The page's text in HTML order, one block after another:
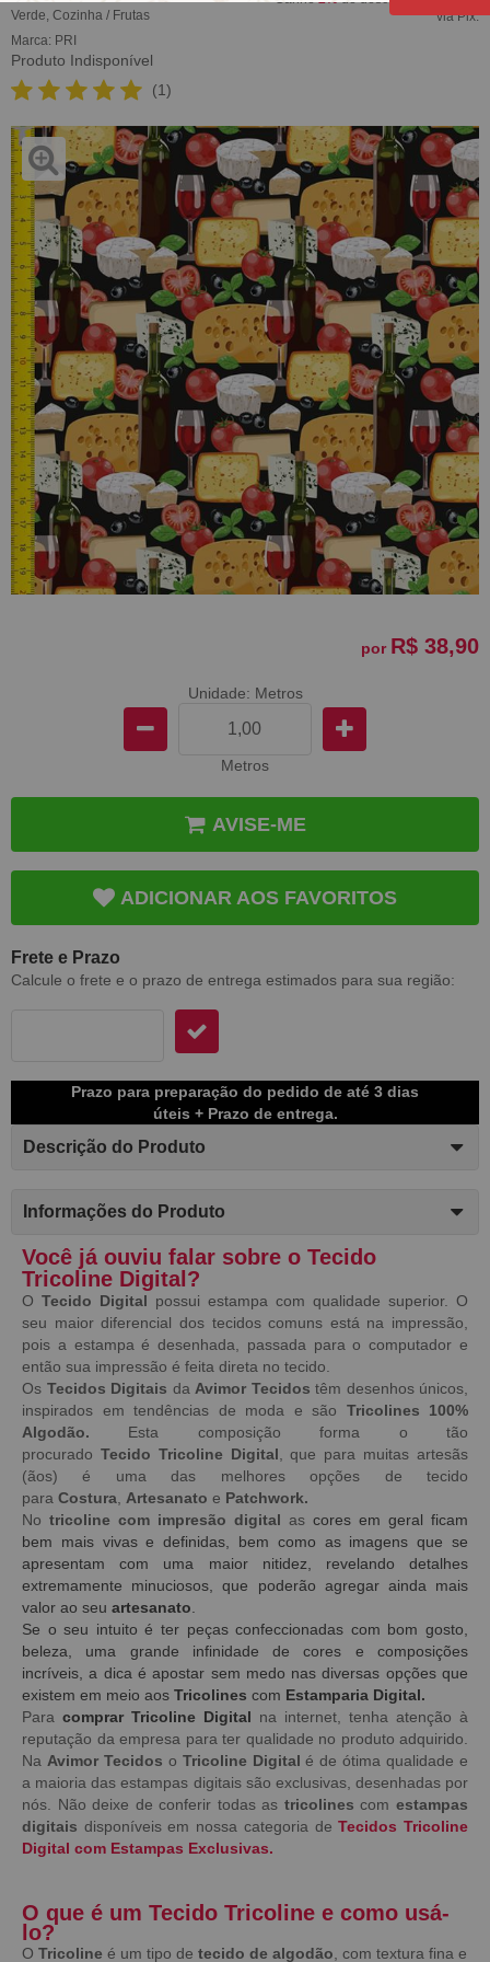
Verde Cozinha / Frutas
Marca: PRI
Produto Indisponível
(1)
via Pix.
por R$ 38,90
Unidade: Metros
Metros
AVISE-ME
ADICIONAR AOS FAVORITOS
Frete e Prazo
Calcule o frete e o prazo de entrega estimados para sua região:
Prazo para preparação do pedido de até 3 dias
úteis + Prazo de entrega.
Descrição do Produto
Informações do Produto
Você já ouviu falar sobre o Tecido
Tricoline Digital?
O Tecido Digital possui estampa com qualidade superior. O
seu maior diferencial dos tecidos comuns está na impressão,
pois a estampa é desenhada, passada para o computador e
então sua impressão é feita direta no tecido.
Os Tecidos Digitais da Avimor Tecidos têm desenhos únicos,
inspirados em tendências de moda e são Tricolines 100%
Algodão. Esta composição forma o tão
procurado Tecido Tricoline Digital, que para muitas artesãs
(ãos) é uma das melhores opções de tecido
para Costura, Artesanato e Patchwork.
No tricoline com impresão digital as cores em geral ficam
bem mais vivas e definidas, bem como as imagens que se
apresentam com uma maior nitidez, revelando detalhes
extremamente minuciosos, que poderão agregar ainda mais
valor ao seu artesanato.
Se o seu intuito é ter peças confeccionadas com bom gosto,
beleza, uma grande infinidade de cores e composições
incríveis, a dica é apostar sem medo nas diversas opções que
existem em meio aos Tricolines com Estamparia Digital.
Para comprar Tricoline Digital na internet, tenha atenção à
reputação da empresa para ter qualidade no produto adquirido.
Na Avimor Tecidos o Tricoline Digital é de ótima qualidade e
a maioria das estampas digitais são exclusivas, desenhadas por
nós. Não deixe de conferir todas as tricolinescomestampas
digitais disponíveis em nossa categoria deTecidos Tricoline
Digital com Estampas Exclusivas.
O que é um Tecido Tricoline e como usá-
lo?
O Tricoline é um tipo de tecido de algodão, com textura fina e